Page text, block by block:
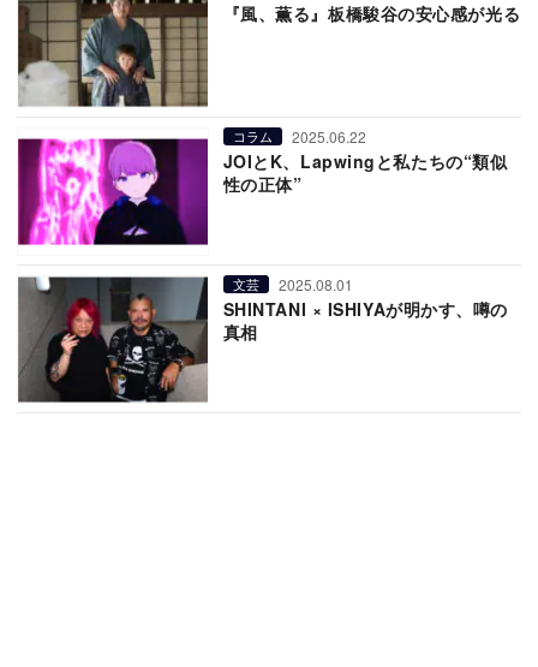
『風、薫る』板橋駿谷の安心感が光る
コラム 2025.06.22
JOIとK、Lapwingと私たちの“類似
性の正体”
文芸 2025.08.01
SHINTANI × ISHIYAが明かす、噂の
真相